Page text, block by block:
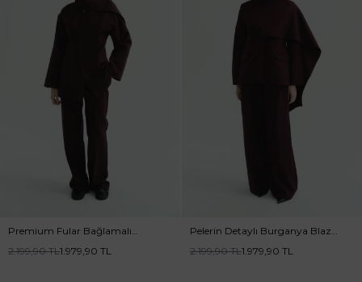
Premium Fular Bağlamalı
2.199,90TL1.979,90 TL
Pelerin Detaylı Burganya Blazer
2.199,90TL1.979,90 TL